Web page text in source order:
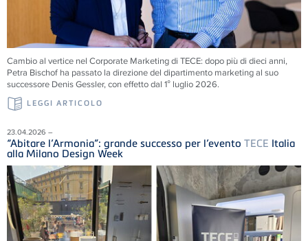
Cambio al vertice nel Corporate Marketing di TECE: dopo più di dieci anni,
Petra Bischof ha passato la direzione del dipartimento marketing al suo
successore Denis Gessler, con effetto dal 1° luglio 2026.
LEGGI ARTICOLO
23.04.2026 –
“Abitare l’Armonia”: grande successo per l’evento TECE Italia
alla Milano Design Week